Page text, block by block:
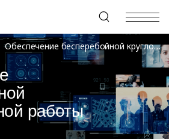
+7 (495) 967-80-80
Обеспечение бесперебойной круглосуточной работы SAP-систем
работы